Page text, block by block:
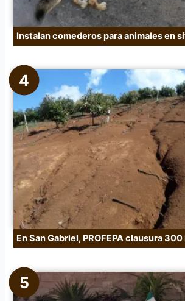
Instalan comederos para animales en
En San Gabriel, PROFEPA clausura